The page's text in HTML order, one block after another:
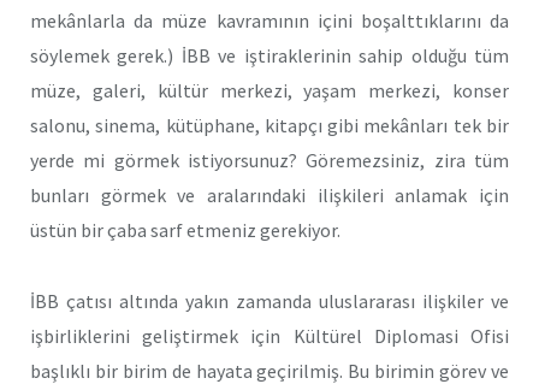
mekânlarla da müze kavramının içini boşalttıklarını da
söylemek gerek.) İBB ve iştiraklerinin sahip olduğu tüm
müze, galeri, kültür merkezi, yaşam merkezi, konser
salonu, sinema, kütüphane, kitapçı gibi mekânları tek bir
yerde mi görmek istiyorsunuz? Göremezsiniz, zira tüm
bunları görmek ve aralarındaki ilişkileri anlamak için
üstün bir çaba sarf etmeniz gerekiyor.
İBB çatısı altında yakın zamanda uluslararası ilişkiler ve
işbirliklerini geliştirmek için Kültürel Diplomasi Ofisi
başlıklı bir birim de hayata geçirilmiş. Bu birimin görev ve